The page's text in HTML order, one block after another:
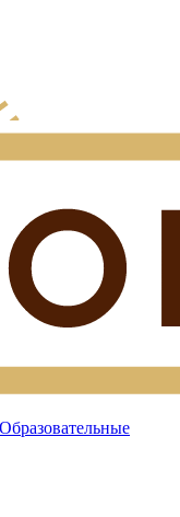
Образовательные